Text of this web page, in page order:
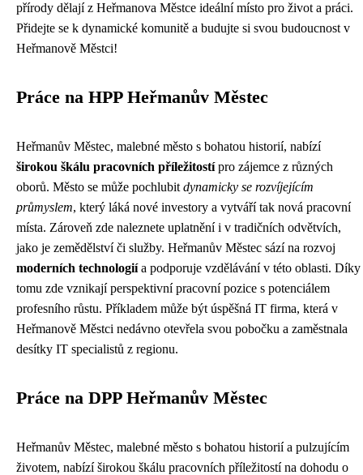
přírody dělají z Heřmanova Městce ideální místo pro život a práci.
Přidejte se k dynamické komunitě a budujte si svou budoucnost v
Heřmanově Městci!
Práce na HPP Heřmanův Městec
Heřmanův Městec, malebné město s bohatou historií, nabízí
širokou škálu pracovních příležitostípro zájemce z různých
oborů. Město se může pochlubit dynamicky se rozvíjejícím
průmyslem, který láká nové investory a vytváří tak nová pracovní
místa. Zároveň zde naleznete uplatnění i v tradičních odvětvích,
jako je zemědělství či služby. Heřmanův Městec sází na rozvoj
moderních technologiía podporuje vzdělávání v této oblasti. Díky
tomu zde vznikají perspektivní pracovní pozice s potenciálem
profesního růstu. Příkladem může být úspěšná IT firma, která v
Heřmanově Městci nedávno otevřela svou pobočku a zaměstnala
desítky IT specialistů z regionu.
Práce na DPP Heřmanův Městec
Heřmanův Městec, malebné město s bohatou historií a pulzujícím
životem, nabízí širokou škálu pracovních příležitostí na dohodu o